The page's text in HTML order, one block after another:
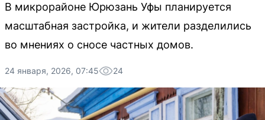
В микрорайоне Юрюзань Уфы планируется
масштабная застройка, и жители разделились
во мнениях о сносе частных домов.
24 января, 2026, 07:45 24